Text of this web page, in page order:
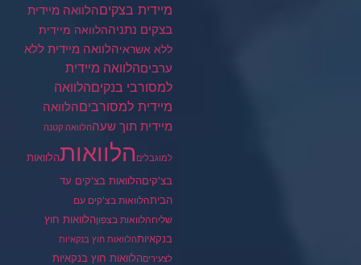
מיידית בצקיםהלוואה מיידית
בצקים נתניההלוואה מיידית
ללא אשראיהלוואה מיידית ללא
ערביםהלוואה מיידית
למסורבי בנקיםהלוואה
מיידית למסורביםהלוואה
מיידית תוך שעההלוואה קטנה
למוגבלים הלוואותהלוואות
בצ'קיםהלוואות בצ'קים עד
הביתהלוואות בצ'קים עם
שליחהלוואות בצפוןהלוואות חוץ
בנקאיותהלוואות חוץ בנקאיות
לצעיריםהלוואות חוץ בנקאיות